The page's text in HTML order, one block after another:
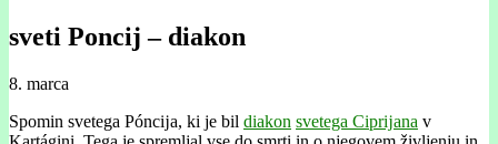
sveti Poncij – diakon
8. marca
Spomin svetega Póncĳa, ki je bil diakon svetega Ciprĳana v